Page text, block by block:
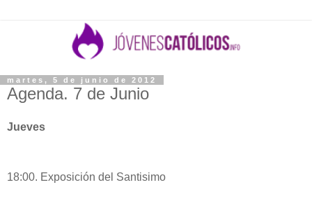
martes, 5 de junio de 2012
Agenda. 7 de Junio
Jueves
18:00. Exposición del Santisimo